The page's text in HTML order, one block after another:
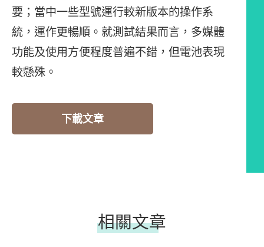
要；當中一些型號運行較新版本的操作系
統，運作更暢順。就測試結果而言，多媒體
功能及使用方便程度普遍不錯，但電池表現
較懸殊。
下載文章
相關文章